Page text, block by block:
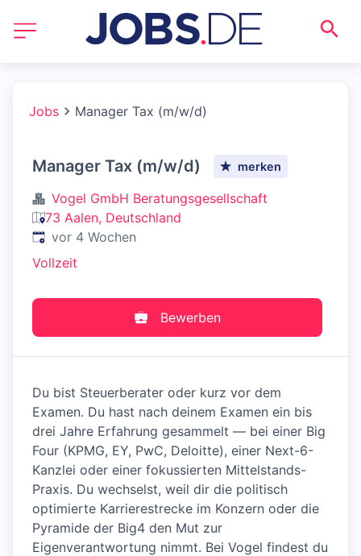
Jobs Manager Tax (m/w/d)
Manager Tax (m/w/d) merken
Vogel GmbH Beratungsgesellschaft
73 Aalen, Deutschland
Veröffentlicht:
vor 4 Wochen
Vollzeit
Bewerben
Du bist Steuerberater oder kurz vor dem
Examen. Du hast nach deinem Examen ein bis
drei Jahre Erfahrung gesammelt — bei einer Big
Four (KPMG, EY, PwC, Deloitte), einer Next-6-
Kanzlei oder einer fokussierten Mittelstands-
Praxis. Du wechselst, weil dir die politisch
optimierte Karrierestrecke im Konzern oder die
Pyramide der Big4 den Mut zur
Eigenverantwortung nimmt. Bei Vogel findest du